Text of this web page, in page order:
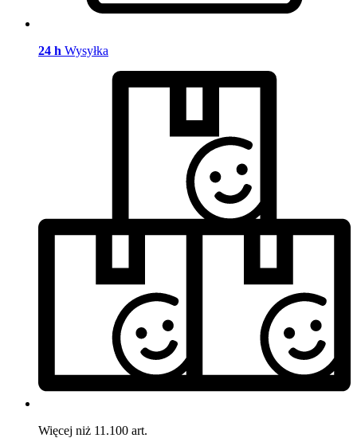
24 h Wysyłka
Więcej niż 11.100 art.